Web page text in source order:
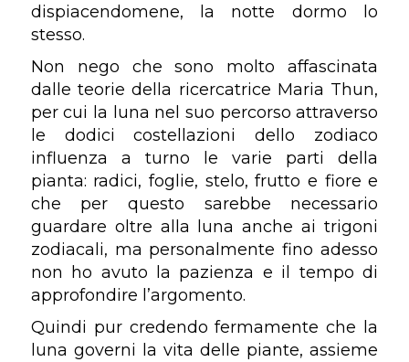
dispiacendomene, la notte dormo lo
stesso.
Non nego che sono molto affascinata
dalle teorie della ricercatrice Maria Thun,
per cui la luna nel suo percorso attraverso
le dodici costellazioni dello zodiaco
influenza a turno le varie parti della
pianta: radici, foglie, stelo, frutto e fiore e
che per questo sarebbe necessario
guardare oltre alla luna anche ai trigoni
zodiacali, ma personalmente fino adesso
non ho avuto la pazienza e il tempo di
approfondire l’argomento.
Quindi pur credendo fermamente che la
luna governi la vita delle piante, assieme